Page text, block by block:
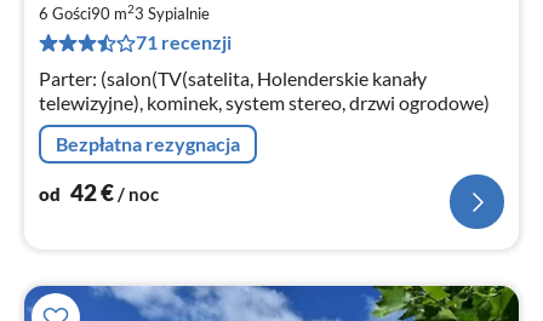
6 Gości90 m23 Sypialnie
71 recenzji
Parter: (salon(TV(satelita, Holenderskie kanały
telewizyjne), kominek, system stereo, drzwi ogrodowe)
Bezpłatna rezygnacja
od 42€/ noc